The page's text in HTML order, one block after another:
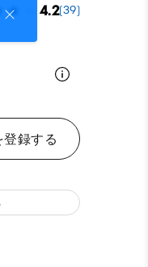
4.2(39)
録する